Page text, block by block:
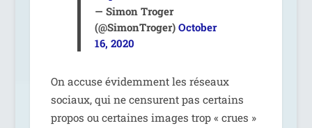
— Simon Troger
(@SimonTroger) October
16, 2020
On accuse évi­dem­ment les réseaux
sociaux, qui ne cen­surent pas cer­tains
pro­pos ou cer­taines images trop « crues »